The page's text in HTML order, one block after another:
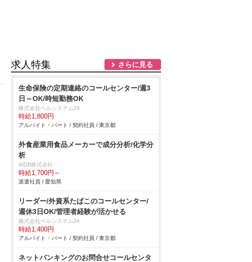
求人特集 さらに見る
生命保険の定期連絡のコールセンター/週3
日～OK/時短勤務OK
株式会社ベルシステム24
時給1,800円
アルバイト・パート / 契約社員 / 東京都
外食産業用食品メーカーで成分分析/化学分
析
WDB株式会社
時給1,700円～
派遣社員 / 愛知県
リーダー/外資系たばこのコールセンター/
週休3日OK/管理者経験が活かせる
株式会社ベルシステム24
時給1,400円
アルバイト・パート / 契約社員 / 東京都
ネットバンキングのお問合せコールセンタ